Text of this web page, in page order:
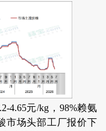
4.65元/kg，98%赖氨
市场头部工厂报价下